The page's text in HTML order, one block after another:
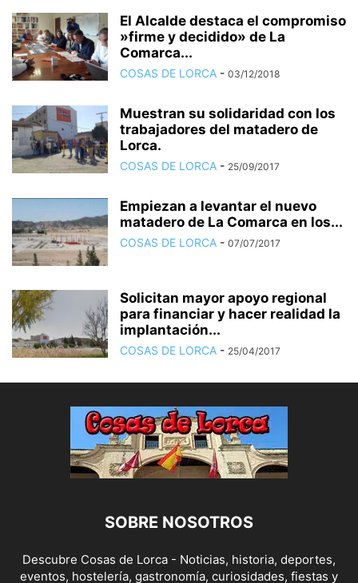
El Alcalde destaca el compromiso
»firme y decidido» de La
Comarca...
COSAS DE LORCA - 03/12/2018
Muestran su solidaridad con los
trabajadores del matadero de
Lorca.
COSAS DE LORCA - 25/09/2017
Empiezan a levantar el nuevo
matadero de La Comarca en los...
COSAS DE LORCA - 07/07/2017
Solicitan mayor apoyo regional
para financiar y hacer realidad la
implantación...
COSAS DE LORCA - 25/04/2017
SOBRE NOSOTROS
Descubre Cosas de Lorca - Noticias, historia, deportes,
eventos, hostelería, gastronomía, curiosidades, fiestas y